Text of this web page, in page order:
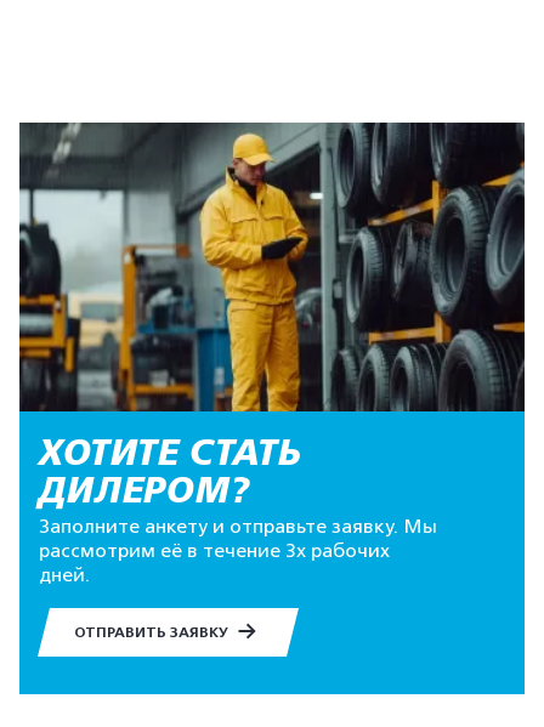
ХОТИТЕ СТАТЬ
ДИЛЕРОМ?
Заполните анкету и отправьте заявку. Мы
рассмотрим её в течение 3х рабочих
дней.
ОТПРАВИТЬ ЗАЯВКУ